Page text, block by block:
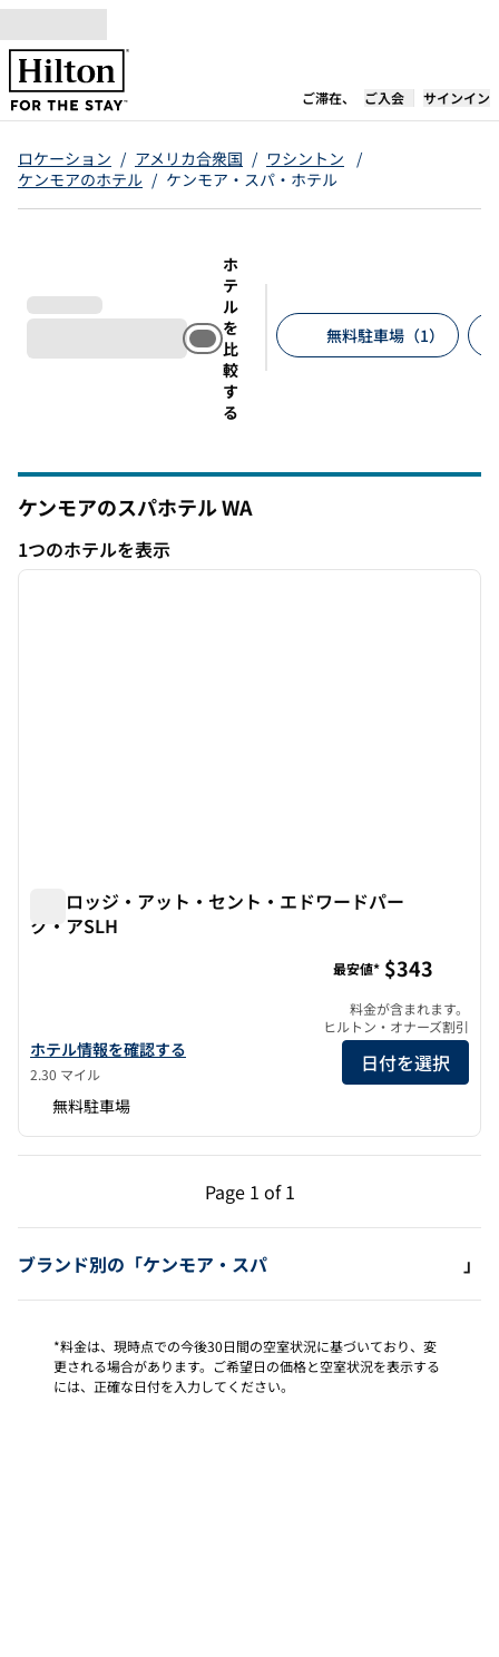
コンテンツに移動
ご滞在、 新しいタブで開
ご入会 サインイン
ロケーション / アメリカ合衆国 / ワシントン
/
ケンモアのホテル / ケンモア・スパ・ホテル
ホ
テ
ル
を
比
較
す
る
無料駐車場（1）
ケンモアのスパホテルWA
1つのホテルを表示
1つのホテルを表示
1/10
次の
ザ・ロッジ・アット・セント・エドワードパー
ク・アSLH
ザ・ロッジ・アット・セント・エドワード・パーク・ア・SLHの
ホテル情報を確認する
2.30 マイル
最安値* $343
料金が含まれます。
ヒルトン・オナーズ割引
日付を選択
無料駐車場
Page 1 of 1
前のページ（1/1）
Page 1 of 1
ブランド別の「ケンモア・スパ 」
*料金は、現時点での今後30日間の空室状況に基づいており、変
更される場合があります。ご希望日の価格と空室状況を表示する
には、正確な日付を入力してください。